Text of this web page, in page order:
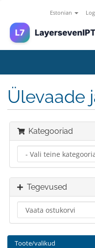
Estonian
Ülevaade
Kategooriad
Tegevused
Toote/valikud